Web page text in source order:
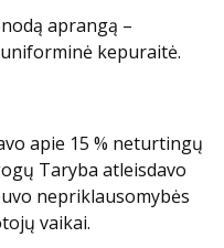
aprangą –
kepuraitė.
apie 15 % neturtingų
Taryba atleisdavo
nepriklausomybės
vaikai.